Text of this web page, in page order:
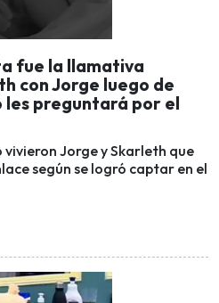
fue la llamativa
con Jorge luego de
les preguntará por el
Jorge y Skarleth que
según se logró captar en el